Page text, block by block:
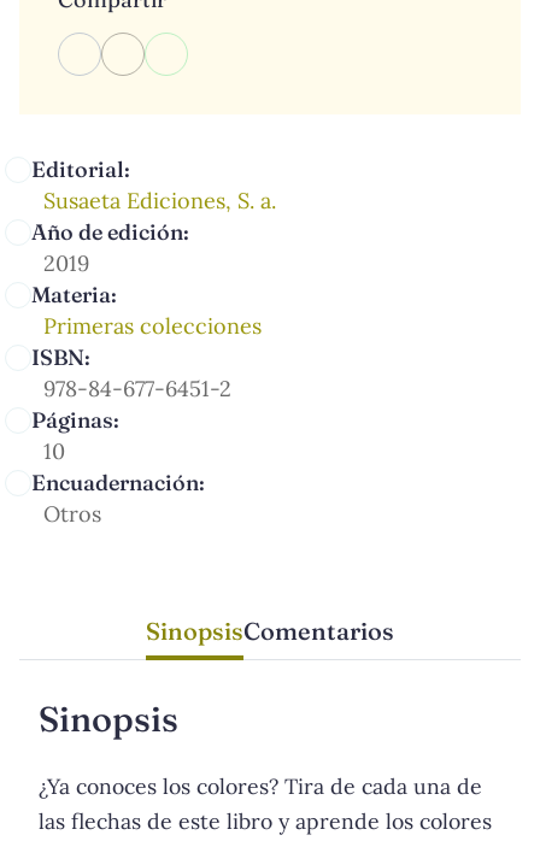
Editorial:
Susaeta Ediciones, S. a.
Año de edición:
2019
Materia:
Primeras colecciones
ISBN:
978-84-677-6451-2
Páginas:
10
Encuadernación:
Otros
SinopsisComentarios
Sinopsis
¿Ya conoces los colores? Tira de cada una de
las flechas de este libro y aprende los colores